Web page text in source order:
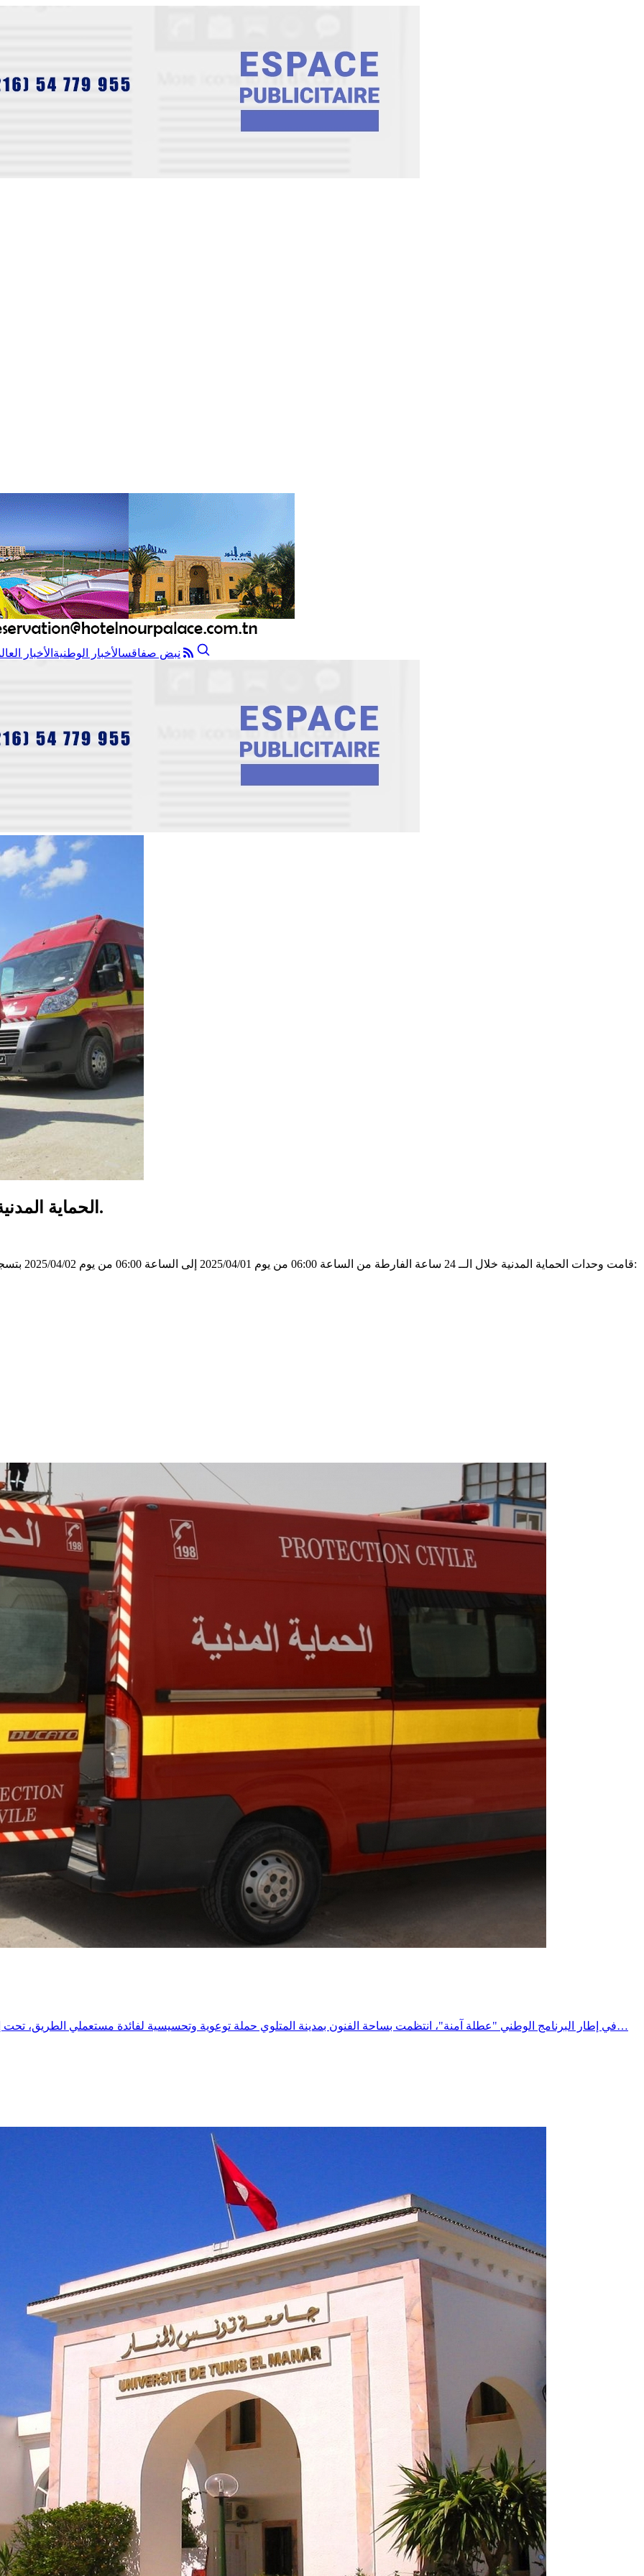
نبض صفاقسالأخبار الوطنية الأخبار
الحماية المدنية: تسجيل 299 تدخل خلال ال24 ساعة الفارطة.
قامت وحدات الحماية المدنية خلال الــ 24 ساعة الفارطة من الساعة 06:00 من يوم 2025/04/01 إلى الساعة 06:00 من يوم 2025/04/02 بتسجيل 299 تدخل نجم عنه عدد 308 مصاب، وتتوزع هذه التدخلات كما يلي:
في إطار البرنامج الوطني "عطلة آمنة"، انتظمت بساحة الفنون بمدينة المتلوي حملة توعوية وتحسيسية لفائدة مستعملي الطريق، تحت إشراف السيد معتمد المتلوي، وبمشاركة مختلف الهياكل المتدخلة في…